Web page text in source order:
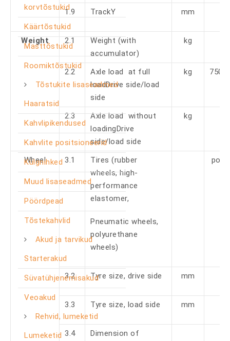
korvtõstukid
Käärtõstukid
Masttõstukid
Roomiktõstukid
Tõstukite lisaseadmed
Haaratsid
Kahvlipikendused
Kahvlite positsioneerid
Külgnihked
Muud lisaseadmed
Pöördpead
Tõstekahvlid
Akud ja tarvikud
Starterakud
Süvatühjenemisakud
Veoakud
Rehvid, lumeketid
Lumeketid
1.9 TrackY mm
Weight 2.1
Weight (with
accumulator)
kg
2.2
Axle load at full
loadDrive side/load
side
kg 750/
2.3
Axle load without
loadingDrive
side/load side
kg
Wheel 3.1
Tires (rubber
wheels, high-
performance
elastomer,
Pneumatic wheels,
polyurethane
wheels)
3.2 Tyre size, drive side mm
3.3 Tyre size, load side mm
3.4
Dimension of